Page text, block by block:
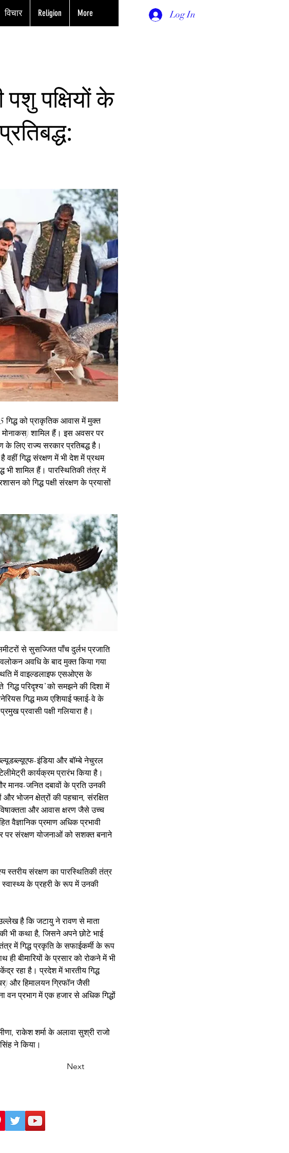
विचार Religion More Log In
पशु पक्षियों के
गिद्ध को प्राकृतिक आवास में मुक्त
मोनाकस) शामिल हैं। इस अवसर पर
के लिए राज्य सरकार प्रतिबद्ध है।
वहीं गिद्ध संरक्षण में भी देश में प्रथम
भी शामिल हैं। पारस्थितिकी तंत्र में
को गिद्ध पक्षी संरक्षण के प्रयासों
से सुसज्जित पाँच दुर्लभ प्रजाति
अवधि के बाद मुक्त किया गया
में वाइल्डलाइफ एसओएस के
परिदृश्य’ को समझने की दिशा में
गिद्ध मध्य एशियाई फ्लाई-वे के
प्रवासी पक्षी गलियारा है।
इंडिया और बॉम्बे नेचुरल
कार्यक्रम प्रारंभ किया है।
मानव-जनित दबावों के प्रति उनकी
भोजन क्षेत्रों की पहचान, संरक्षित
और आवास क्षरण जैसे उच्च
वैज्ञानिक प्रमाण अधिक प्रभावी
पर संरक्षण योजनाओं को सशक्त बनाने
स्तरीय संरक्षण का पारस्थितिकी तंत्र
स्वास्थ्य के प्रहरी के रूप में उनकी
उल्लेख है कि जटायु ने रावण से माता
की भी कथा है, जिसने अपने छोटे भाई
में गिद्ध प्रकृति के सफाईकर्मी के रूप
ही बीमारियों के प्रसार को रोकने में भी
रहा है। प्रदेश में भारतीय गिद्ध
और हिमालयन ग्रिफॉन जैसी
वन प्रभाग में एक हजार से अधिक गिद्धों
राकेश शर्मा के अलावा सुश्री राजो
ने किया।
Next